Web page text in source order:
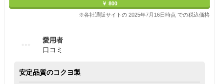
￥ 800
※各社通販サイトの 2025年7月16日時点 での税込価格
愛用者
口コミ
安定品質のコクヨ製